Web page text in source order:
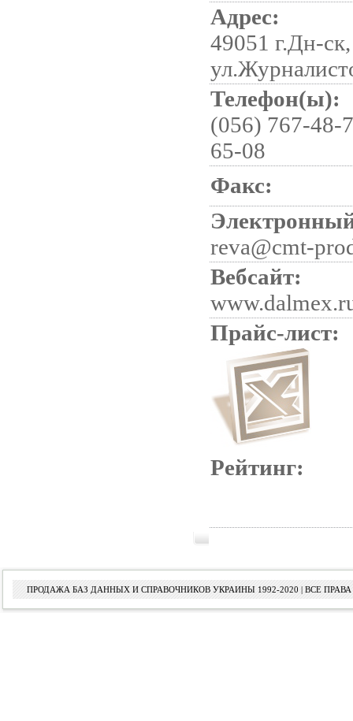
Адрес:
49051 г.Дн-ск,
Телефон(ы):
(056) 767-48-
65-08
Факс:
reva@cmt-
Вебсайт:
Прайс-лист:
Рейтинг:
ПРОДАЖА БАЗ ДАННЫХ И СПРАВОЧНИКОВ УКРАИНЫ 1992-2020 | ВСЕ